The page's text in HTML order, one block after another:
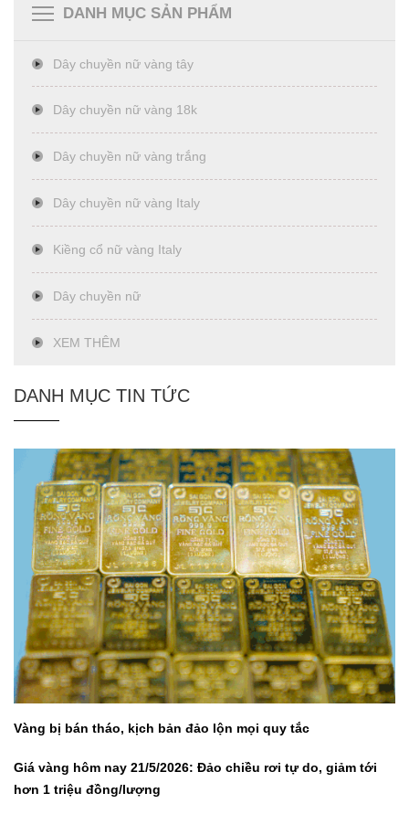
DANH MỤC SẢN PHẨM
Dây chuyền nữ vàng tây
Dây chuyền nữ vàng 18k
Dây chuyền nữ vàng trắng
Dây chuyền nữ vàng Italy
Kiềng cổ nữ vàng Italy
Dây chuyền nữ
XEM THÊM
DANH MỤC TIN TỨC
Vàng bị bán tháo, kịch bản đảo lộn mọi quy tắc
Giá vàng hôm nay 21/5/2026: Đảo chiều rơi tự do, giảm tới
hơn 1 triệu đồng/lượng